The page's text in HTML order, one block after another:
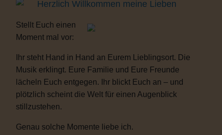
Herzlich Willkommen meine Lieben
Stellt Euch einen
Moment mal vor:
Ihr steht Hand in Hand an Eurem Lieblingsort. Die
Musik erklingt. Eure Familie und Eure Freunde
lächeln Euch entgegen. Ihr blickt Euch an – und
plötzlich scheint die Welt für einen Augenblick
stillzustehen.
Genau solche Momente liebe ich.